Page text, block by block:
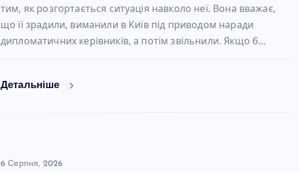
тим, як розгортається ситуація навколо неї. Вона вважає,
що її зрадили, виманили в Київ під приводом наради
дипломатичних керівників, а потім звільнили. Якщо б…
Детальніше
6 Серпня, 2026